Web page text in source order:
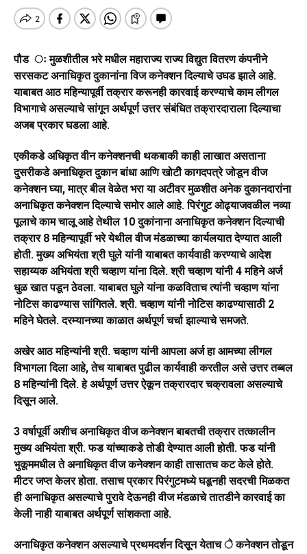
पौड ः मुळशीतील भरे मधील महाराज्य राज्य विद्युत वितरण कंपनीने
सरसकट अनाधिकृत दुकानांना विज कनेक्शन दिल्याचे उघड झाले आहे.
याबाबत आठ महिन्यापूर्वी तक्रार करूनही कारवाई करण्याचे काम लीगल
विभागाचे असल्याचे सांगून अर्थपूर्ण उत्तर संबंधित तक्रारदाराला दिल्याचा
अजब प्रकार घडला आहे.
एकीकडे अधिकृत वीन कनेक्शनची थकबाकी काही लाखात असताना
दुसरीकडे अनाधिकृत दुकान बांधा आणि खोटीे कागदपत्रे जोडून वीज
कनेक्शन घ्या, मात्र बील वेळेत भरा या अटीवर मुळशीत अनेक दुकानदारांना
अनाधिकृत कनेक्शन दिल्याचे समोर आले आहे. पिरंगुट ओढ्याजवळील नव्या
पूलाचे काम चालू आहे तेथील 10 दुकांनाना अनाधिकृत कनेक्शन दिल्याची
तक्रार 8 महिन्यापूर्वी भरे येथील वीज मंडळाच्या कार्यलयात देण्यात आली
होती. मुख्य अभियंता श्री घुले यांनी याबाबत कार्यवाही करण्याचे आदेश
सहाय्यक अभियंता श्री चव्हाण यांना दिले. श्री चव्हाण यांनी 4 महिने अर्ज
धुळ खात पडून ठेवला. याबाबत घुले यांना कळविताच त्यांनी चव्हाण यांना
नोटिस काढण्यास सांगितले. श्री. चव्हाण यांनी नोटिस काढण्यासाठी 2
महिने घेतले. दरम्यानच्या काळात अर्थपूर्ण चर्चा झाल्याचे समजते.
अखेर आठ महिन्यांनी श्री. चव्हाण यांनी आपला अर्ज हा आमच्या लीगल
विभागला दिला आहे, तेच याबाबत पुढील कार्यवाही करतील असे उत्तर तब्बल
8 महिन्यांनी दिले. हे अर्थपूर्ण उत्तर ऐकून तक्रारदार चक्रावला असल्याचे
दिसून आले.
3 वर्षापूर्वी अशीच अनाधिकृत वीज कनेक्शन बाबतची तक्रार तत्कालीन
मुख्य अभियंता श्री. फड यांच्याकडे तोडी देण्यात आली होती. फड यांनी
भुकूममधील ते अनाधिकृत वीज कनेक्शन काही तासातच कट केले होते.
मीटर जप्त केलर होता. तसाच प्रकार पिरंगुटमध्ये घडूनही सदरची मिळकत
ही अनाधिकृत असल्याचे पुरावे देऊनही वीज मंडळाचे तातडीने कारवाई का
केली नाही याबाबत अर्थपूर्ण सांशकता आहे.
अनाधिकृत कनेक्शन असल्याचे प्रथमदर्शन दिसून येताच े कनेक्शन तोडून